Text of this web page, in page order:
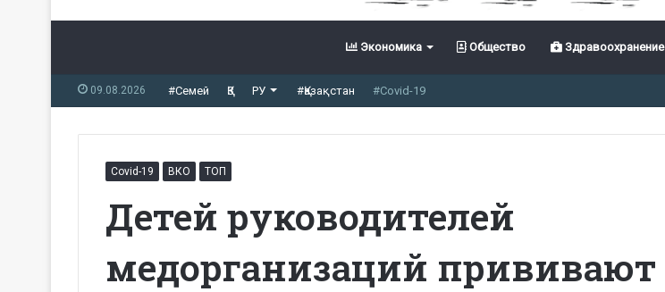
Экономика Общество Здравоохранение
09.08.2026 #Семей ҚЗ РУ #Қазақстан #Covid-19
Covid-19 ВКО ТОП
Детей руководителей
медорганизаций прививают